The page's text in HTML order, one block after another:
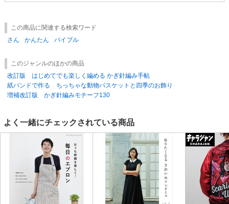
この商品に関連する検索ワード
さん
かんたん バイブル
このジャンルのほかの商品
改訂版 はじめてでも楽しく編める かぎ針編み手帖
紙バンドで作る ちっちゃな動物バスケットと四季のお飾り
増補改訂版 かぎ針編みモチーフ130
よく一緒にチェックされている商品